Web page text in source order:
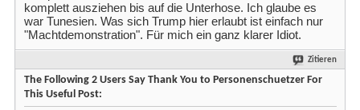
komplett ausziehen bis auf die Unterhose. Ich glaube es
war Tunesien. Was sich Trump hier erlaubt ist einfach nur
"Machtdemonstration". Für mich ein ganz klarer Idiot.
Zitieren
The Following 2 Users Say Thank You to Personenschuetzer For
This Useful Post: